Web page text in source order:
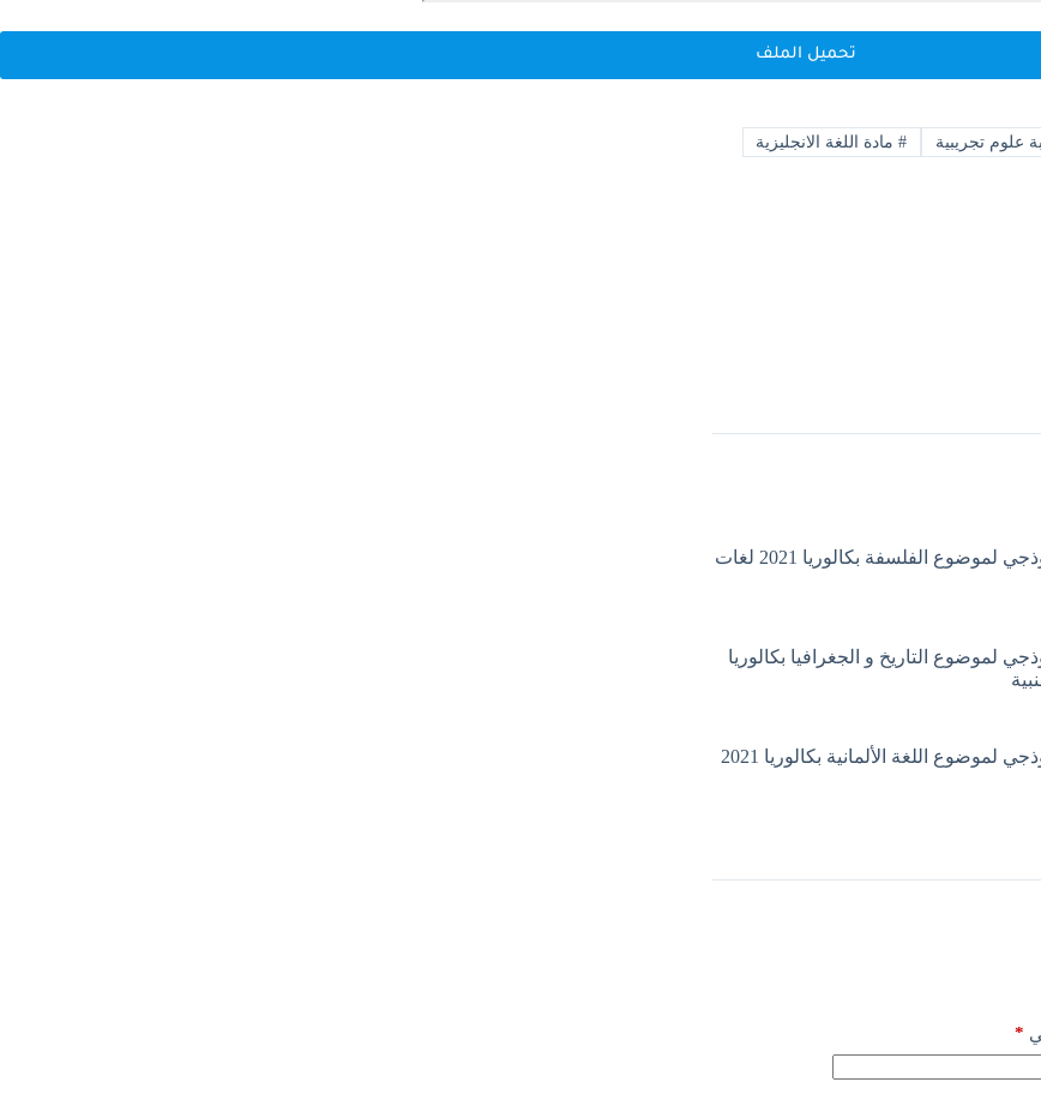
تحميل الملف
علوم تجريبية #مادة اللغة الانجليزية
التصحيح النموذجي لموضوع الفلسفة بكالوريا 2021 لغات
لموضوع التاريخ و الجغرافيا بكالوريا
التصحيح النموذجي لموضوع اللغة الألمانية بكالوريا 2021
*